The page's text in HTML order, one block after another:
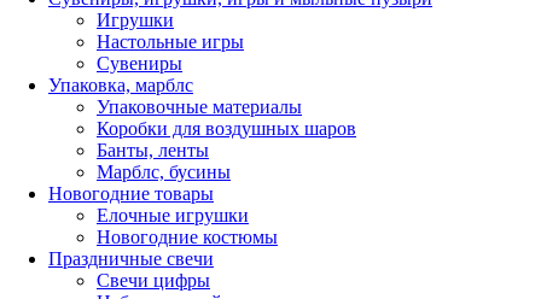
Игрушки
Настольные игры
Сувениры
Упаковка, марблс
Упаковочные материалы
Коробки для воздушных шаров
Банты, ленты
Марблс, бусины
Новогодние товары
Елочные игрушки
Новогодние костюмы
Праздничные свечи
Свечи цифры